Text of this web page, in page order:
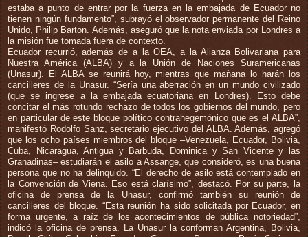
estaba a punto de entrar por la fuerza en la embajada de Ecuador no
tienen ningún fundamento”, subrayó el observador permanente del Reino
Unido, Philip Barton. Además, aseguró que la nota enviada por Londres a
la misión fue tomada fuera de contexto.
Ecuador recurrió, además de a la OEA, a la Alianza Bolivariana para
Nuestra América (ALBA) y a la Unión de Naciones Suramericanas
(Unasur). El ALBA se reunirá hoy, mientras que mañana lo harán los
cancilleres de la Unasur. “Sería una aberración en un mundo civilizado
(que se ingrese a la embajada ecuatoriana en Londres). Esto debe
concitar el más rotundo rechazo de todos los gobiernos del mundo, pero
en particular de este bloque político contrahegemónico que es el ALBA”,
manifestó Rodolfo Sanz, secretario ejecutivo del ALBA. Además, agregó
que los ocho países miembros del bloque –Venezuela, Ecuador, Bolivia,
Cuba, Nicaragua, Antigua y Barbuda, Dominica y San Vicente y las
Granadinas– estudiarán el asilo a Assange, que consideró, es una buena
persona que no ha delinquido. “El derecho de asilo está contemplado en
la Convención de Viena. Eso está clarísimo”, destacó. Por su parte, la
oficina de prensa de la Unasur, confirmó también su reunión de
cancilleres del bloque. “Esta reunión ha sido solicitada por Ecuador, en
forma urgente, a raíz de los acontecimientos de pública notoriedad”,
indicó la oficina de prensa. La Unasur la conforman Argentina, Bolivia,